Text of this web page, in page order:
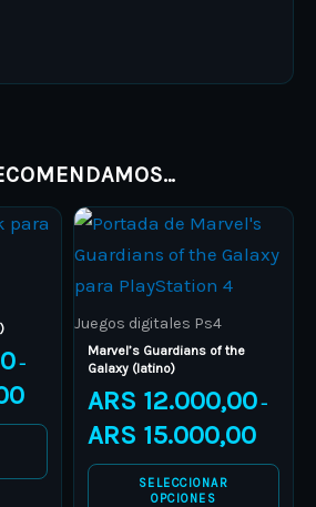
–
range:
ARS 9.000,00
ARS 14.000,00
Juegos digitales Ps4
Marvel’s Guardians of the
Galaxy (latino)
ARS 12.000,00 –
ARS 15.000,00
range:
ARS
through
SELECCIONAR
OPCIONES
This
product
has
multiple
variants.
The
options
may
be